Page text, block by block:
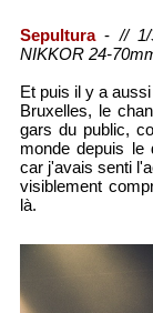
Sepultura-// 1/
NIKKOR 24-
Et puis il y a
Bruxelles, le
gars du public,
monde depuis le
car j'avais senti
visiblement
là.